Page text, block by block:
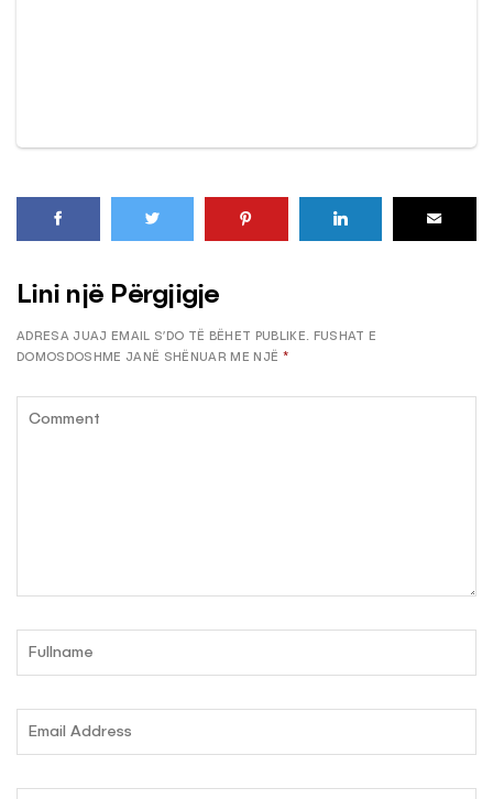
Lini një Përgjigje
ADRESA JUAJ EMAIL S’DO TË BËHET PUBLIKE. FUSHAT E
DOMOSDOSHME JANË SHËNUAR ME NJË *